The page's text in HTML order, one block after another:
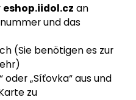
eshop.iidol.cz an
und das
(Sie benötigen es zur
oder „Síťovka“ aus und
zu